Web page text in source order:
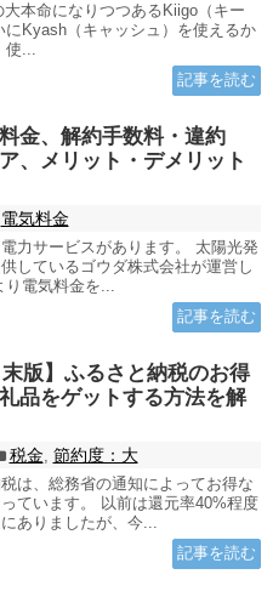
大本命になりつつあるKiigo（キー
にKyash（キャッシュ）を使えるか
使...
記事を読む
金、解約手数料・違約
、メリット・デメリット
電気料金
力サービスがあります。 太陽光発
しているゴウダ株式会社が運営し
り電気料金を...
記事を読む
末版】ふるさと納税のお得
品をゲットする方法を解
税金, 節約度：大
は、総務省の通知によってお得な
ています。 以前は還元率40%程度
ありましたが、今...
記事を読む